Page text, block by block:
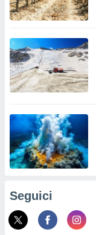
Seguici